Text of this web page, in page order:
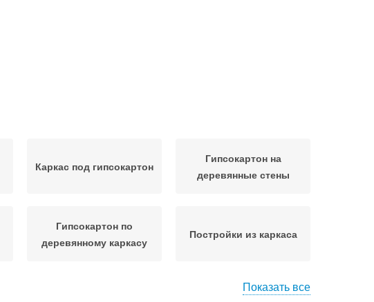
Каркас под гипсокартон
Гипсокартон на
деревянные стены
Гипсокартон по
деревянному каркасу
Постройки из каркаса
Показать все